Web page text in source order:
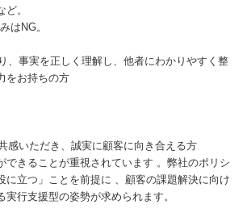
。
はNG。
、事実を正しく理解し、他者にわかりやすく整
をお持ちの方
感いただき、誠実に顧客に向き合える方
できることが重視されています 。弊社のポリシ
に立つ」ことを前提に 、顧客の課題解決に向け
行支援型の姿勢が求められます。